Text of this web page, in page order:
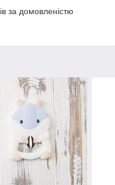
за домовленістю